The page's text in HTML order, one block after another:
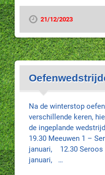
21/12/2023
Na de winterstop
verschillende keren,
de ingeplande
19.30 Meeuwen 1 –
januari, 12.30 Seroos
januari, …